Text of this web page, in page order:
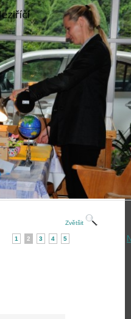
Zvětšit
1 2 3 4 5